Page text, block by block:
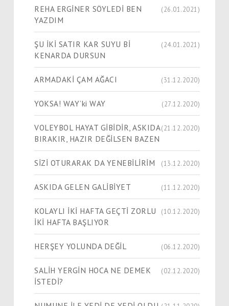
REHA ERGİNER SÖYLEDİ BEN
YAZDIM
(26.01.2021)
ŞU İKİ SATIR KAR SUYU Bİ
KENARDA DURSUN
(24.01.2021)
ARMADAKİ ÇAM AĞACI (31.12.2020)
YOKSA! WAY’ki WAY (27.12.2020)
VOLEYBOL HAYAT GİBİDİR, ASKIDA
BIRAKIR, HAZIR DEĞİLSEN BAZEN
(21.12.2020)
SİZİ OTURARAK DA YENEBİLİRİM (13.12.2020)
ASKIDA GELEN GALİBİYET (11.12.2020)
KOLAYLI İKİ HAFTA GEÇTİ ZORLU
İKİ HAFTA BAŞLIYOR
(10.12.2020)
HERŞEY YOLUNDA DEĞİL (06.12.2020)
SALİH YERGİN HOCA NE DEMEK
İSTEDİ?
(02.12.2020)